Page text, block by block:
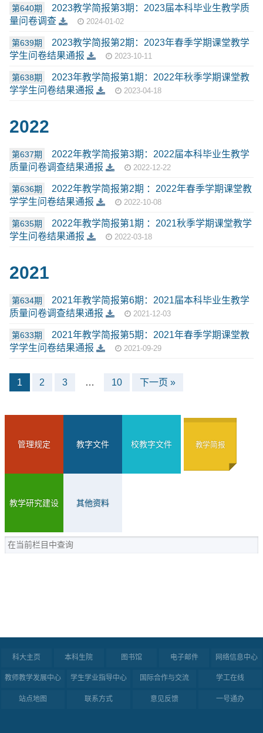
第640期
2023教学简报第3期：2023届本科毕业生教学质
量问卷调查
2024-01-02
第639期
2023教学简报第2期：2023年春季学期课堂教学
学生问卷结果通报
2023-10-11
第638期
2023年教学简报第1期：2022年秋季学期课堂教
学学生问卷结果通报
2023-04-18
2022
第637期
2022年教学简报第3期：2022届本科毕业⽣教学
质量问卷调查结果通报
2022-12-22
第636期
2022年教学简报第2期 ：2022年春季学期课堂教
学学生问卷结果通报
2022-10-08
第635期
2022年教学简报第1期 ：2021秋季学期课堂教学
学生问卷结果通报
2022-03-18
2021
第634期
2021年教学简报第6期：2021届本科毕业生教学
质量问卷调查结果通报
2021-12-03
第633期
2021年教学简报第5期：2021年春季学期课堂教
学学生问卷结果通报
2021-09-29
1 2 3 … 10 下一页 »
管理规定 教字文件 校教字文件 教学简报
教学研究建设 其他资料
科大主页 本科生院 图书馆 电子邮件 网络信息中心
教师教学发展中心 学生学业指导中心 国际合作与交流 学工在线
站点地图 联系方式 意见反馈 一号通办